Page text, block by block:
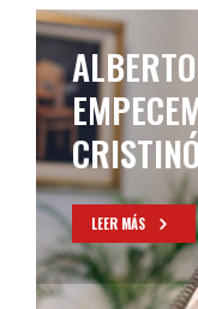
LOS
USARON
PARA